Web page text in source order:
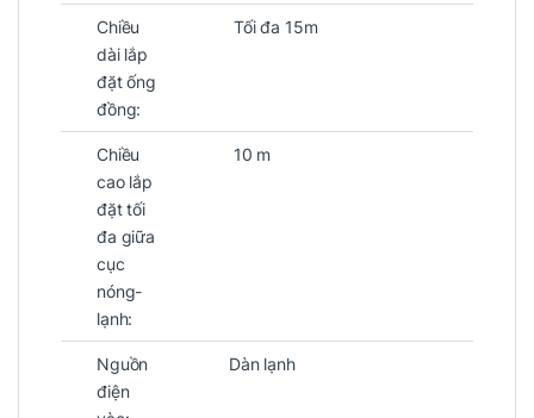
Chiều
dài lắp
đặt ống
đồng:
Tối đa 15m
Chiều
cao lắp
đặt tối
đa giữa
cục
nóng-
lạnh:
10 m
Nguồn
điện
Dàn lạnh